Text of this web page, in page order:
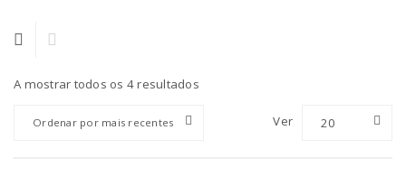
A mostrar todos os 4 resultados
Ordenar por mais recentes Ver 20